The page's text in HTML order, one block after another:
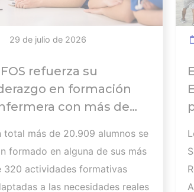
29 de julio de 2026
refuerza su
en formación
con más de
2025-2026
total más de 20.909 alumnos se
formado en alguna de sus más
320 actividades formativas
a las necesidades reales